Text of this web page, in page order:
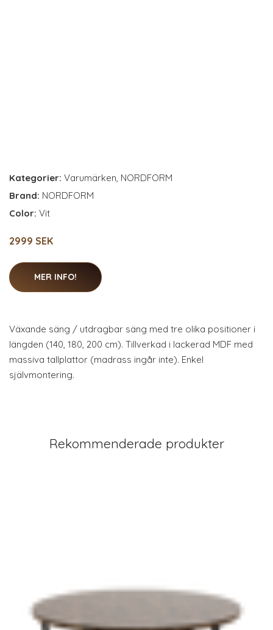
Kategorier: Varumärken, NORDFORM
Brand: NORDFORM
Color: Vit
2999 SEK
MER INFO!
Växande säng / utdragbar säng med tre olika positioner i
längden (140, 180, 200 cm). Tillverkad i lackerad MDF med
massiva tallplattor (madrass ingår inte). Enkel
självmontering.
Rekommenderade produkter